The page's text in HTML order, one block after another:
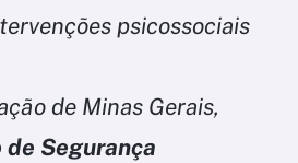
psicossociais
de Minas Gerais,
Segurança